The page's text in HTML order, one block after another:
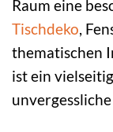
Raum eine
Tischdeko,
thematischen
ist ein